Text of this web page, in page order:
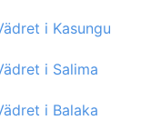
i Kasungu
i Salima
i Balaka